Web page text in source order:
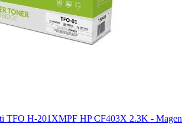
TFO H-201XMPF HP CF403X 2.3K -